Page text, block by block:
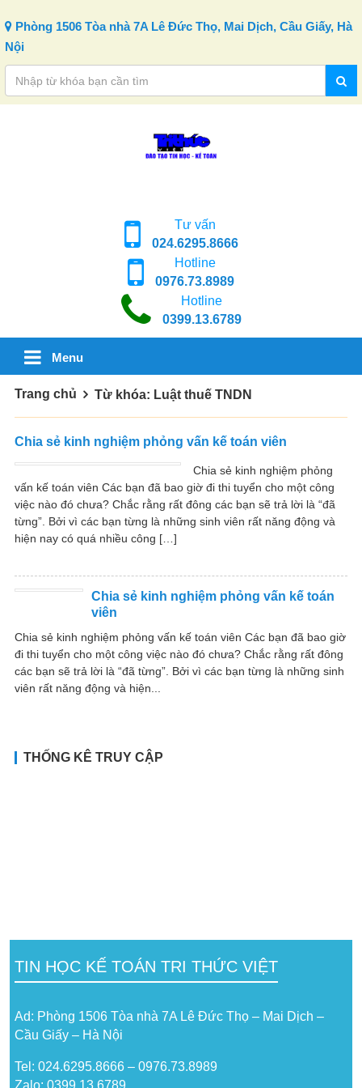
Phòng 1506 Tòa nhà 7A Lê Đức Thọ, Mai Dịch, Cầu Giấy, Hà
Nội
Tư vấn
024.6295.8666
Hotline
0976.73.8989
Hotline
0399.13.6789
Menu
Trang chủ Từ khóa: Luật thuế TNDN
Chia sẻ kinh nghiệm phỏng vấn kế toán viên
Chia sẻ kinh nghiệm phỏng
vấn kế toán viên Các bạn đã bao giờ đi thi tuyển cho một công
việc nào đó chưa? Chắc rằng rất đông các bạn sẽ trả lời là “đã
từng”. Bởi vì các bạn từng là những sinh viên rất năng động và
hiện nay có quá nhiều công […]
Chia sẻ kinh nghiệm phỏng vấn kế toán
viên
Chia sẻ kinh nghiệm phỏng vấn kế toán viên Các bạn đã bao giờ
đi thi tuyển cho một công việc nào đó chưa? Chắc rằng rất đông
các bạn sẽ trả lời là “đã từng”. Bởi vì các bạn từng là những sinh
viên rất năng động và hiện...
THỐNG KÊ TRUY CẬP
TIN HỌC KẾ TOÁN TRI THỨC VIỆT
Ad: Phòng 1506 Tòa nhà 7A Lê Đức Thọ – Mai Dịch –
Cầu Giấy – Hà Nội
Tel: 024.6295.8666 – 0976.73.8989
Zalo: 0399 13 6789